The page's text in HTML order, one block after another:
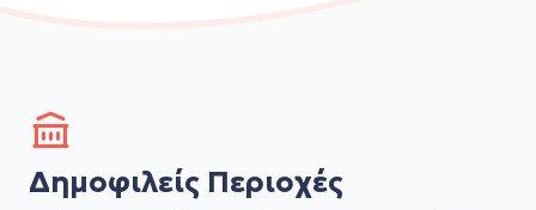
Δημοφιλείς Περιοχές